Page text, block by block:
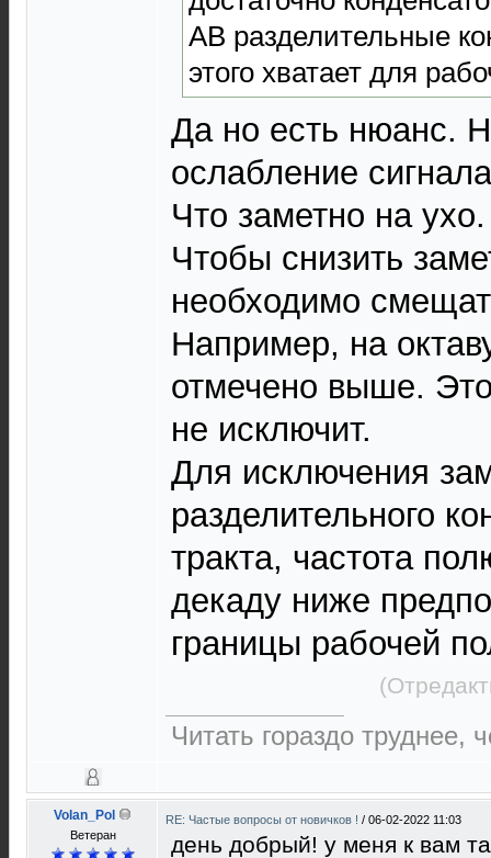
АВ разделительные
этого хватает для
Да но есть нюанс.
ослабление
Что заметно на ухо.
Чтобы снизить
необходимо
Например, на
отмечено выше.
не исключит.
Для исключения
разделительного
тракта, частота
декаду ниже
границы рабочей
Читать гораздо труднее,
Volan_Pol
Ветеран
RE: Частые вопросы от новичков ! / 06-02-2022 11:03
день добрый! у меня к вам